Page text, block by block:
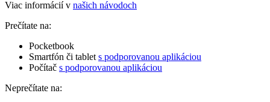
Viac informácií v našich návodoch
Prečítate na:
Pocketbook
Smartfón či tablet s podporovanou aplikáciou
Počítač s podporovanou aplikáciou
Neprečítate na: